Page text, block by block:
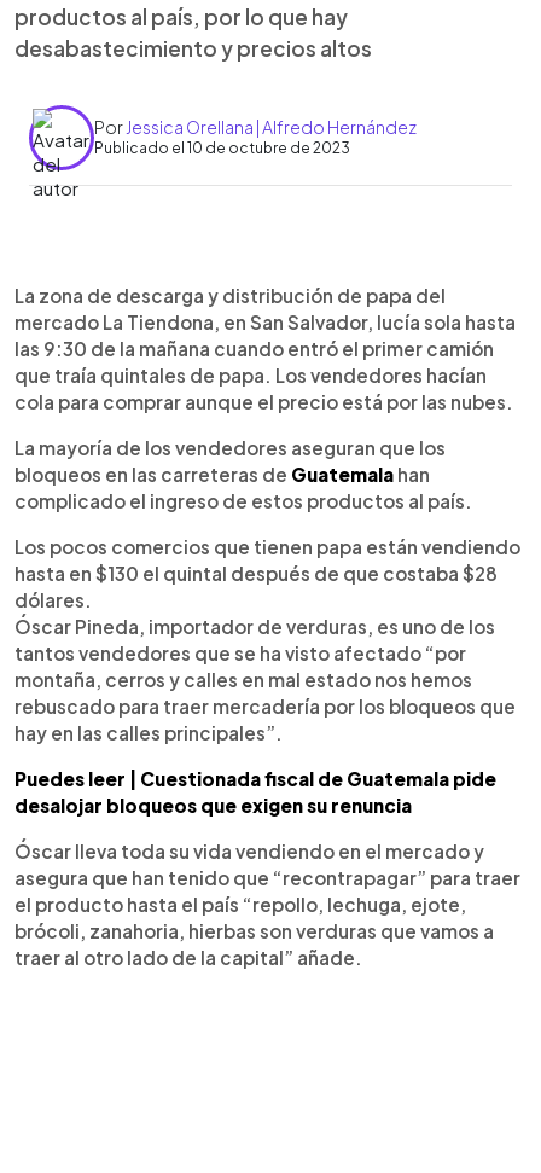
productos al país, por lo que hay
desabastecimiento y precios altos
Por Jessica Orellana | Alfredo Hernández
Publicado el 10 de octubre de 2023
Escuchar artículo
La zona de descarga y distribución de papa del
mercado La Tiendona, en San Salvador, lucía sola hasta
las 9:30 de la mañana cuando entró el primer camión
que traía quintales de papa. Los vendedores hacían
cola para comprar aunque el precio está por las nubes.
La mayoría de los vendedores aseguran que los
bloqueos en las carreteras de Guatemala han
complicado el ingreso de estos productos al país.
Los pocos comercios que tienen papa están vendiendo
hasta en $130 el quintal después de que costaba $28
dólares.
Óscar Pineda, importador de verduras, es uno de los
tantos vendedores que se ha visto afectado “por
montaña, cerros y calles en mal estado nos hemos
rebuscado para traer mercadería por los bloqueos que
hay en las calles principales”.
Puedes leer | Cuestionada fiscal de Guatemala pide
desalojar bloqueos que exigen su renuncia
Óscar lleva toda su vida vendiendo en el mercado y
asegura que han tenido que “recontrapagar” para traer
el producto hasta el país “repollo, lechuga, ejote,
brócoli, zanahoria, hierbas son verduras que vamos a
traer al otro lado de la capital” añade.